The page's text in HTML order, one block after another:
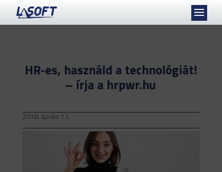
HR-es, használd a technológiát!
– írja a hrpwr.hu
2018. április 13.